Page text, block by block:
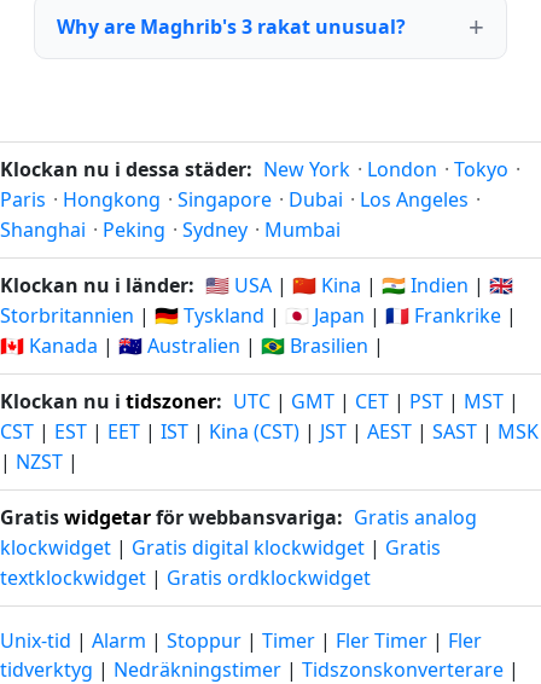
Why are Maghrib's 3 rakat unusual?
Klockan nu i dessa städer: New York · London · Tokyo ·
Paris · Hongkong · Singapore · Dubai · Los Angeles ·
Shanghai · Peking · Sydney · Mumbai
Klockan nu i länder: 🇺🇸 USA | 🇨🇳 Kina | 🇮🇳 Indien | 🇬🇧
Storbritannien | 🇩🇪 Tyskland | 🇯🇵 Japan | 🇫🇷 Frankrike |
🇨🇦 Kanada | 🇦🇺 Australien | 🇧🇷 Brasilien |
Klockan nu i tidszoner: UTC | GMT | CET | PST | MST |
CST | EST | EET | IST | Kina (CST) | JST | AEST | SAST | MSK
| NZST |
Gratiswidgetarför webbansvariga: Gratis analog
klockwidget | Gratis digital klockwidget | Gratis
textklockwidget | Gratis ordklockwidget
Unix-tid | Alarm | Stoppur | Timer | Fler Timer | Fler
tidverktyg | Nedräkningstimer | Tidszonskonverterare |